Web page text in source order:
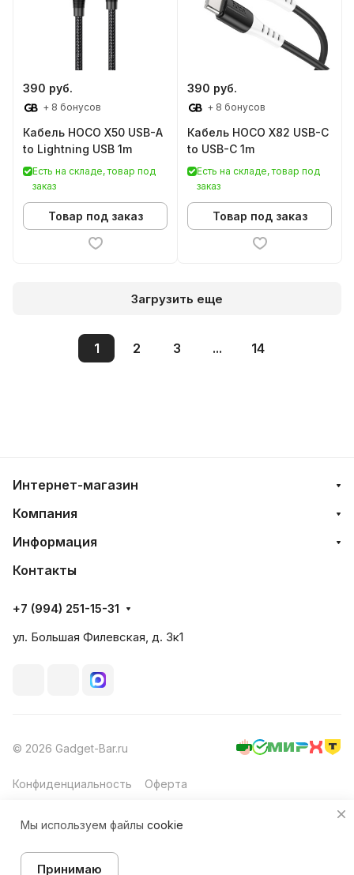
390 руб.
+ 8 бонусов
Кабель HOCO X50 USB-A
to Lightning USB 1m
Есть на складе, товар под
заказ
Товар под заказ
390 руб.
+ 8 бонусов
Кабель HOCO X82 USB-C
to USB-C 1m
Есть на складе, товар под
заказ
Товар под заказ
Загрузить еще
1 2 3 ... 14
Интернет-магазин
Компания
Информация
Контакты
+7 (994) 251-15-31
ул. Большая Филевская, д. 3к1
© 2026 Gadget-Bar.ru
Конфиденциальность Оферта
Мы используем файлы cookie
Принимаю